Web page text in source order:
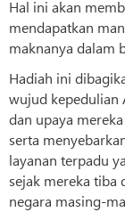
Hal ini akan
mendapatkan
maknanya dalam
Hadiah ini
wujud kepedulian
dan upaya
serta
layanan terpadu
sejak mereka tiba
negara masing-